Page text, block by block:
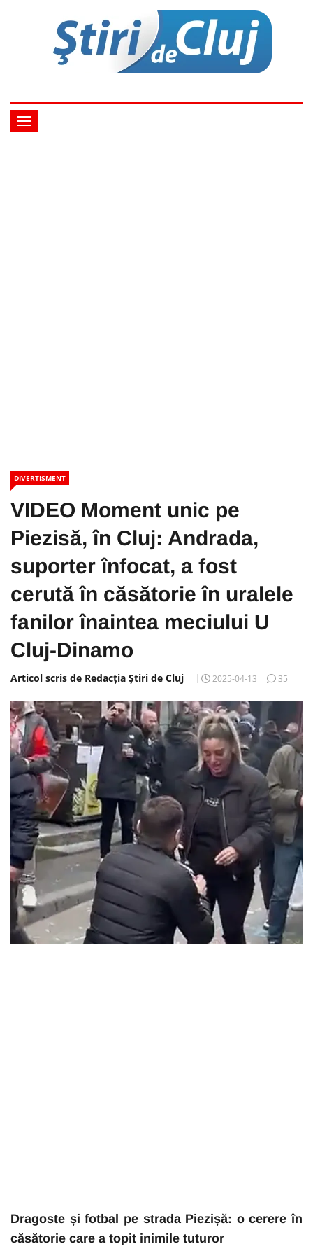
DIVERTISMENT
VIDEO Moment unic pe
Piezisă, în Cluj: Andrada,
suporter înfocat, a fost
cerută în căsătorie în uralele
fanilor înaintea meciului U
Cluj-Dinamo
Articol scris de Redacția Știri de Cluj 2025-04-13 35
Dragoste și fotbal pe strada Piezișă: o cerere în
căsătorie care a topit inimile tuturor